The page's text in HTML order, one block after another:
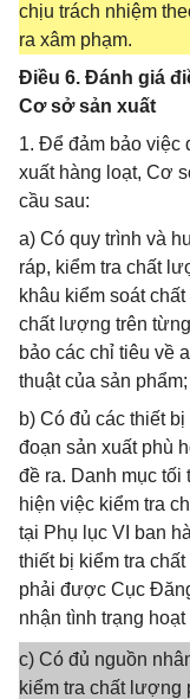
chịu trách nhiệm
ra xâm phạm.
Điều 6. Đánh giá
Cơ sở sản xuất
1. Để đảm bảo việc
xuất hàng loạt, Cơ
cầu sau:
a) Có quy trình và
ráp, kiểm tra chất
khâu kiểm soát
chất lượng trên
bảo các chỉ tiêu về
thuật của sản phẩm;
b) Có đủ các thiết
đoạn sản xuất phù
đề ra. Danh mục tối
hiện việc kiểm tra
tại Phụ lục VI ban
thiết bị kiểm tra
phải được Cục
nhận tình trạng hoạt
c) Có đủ nguồn
kiểm tra chất lượng